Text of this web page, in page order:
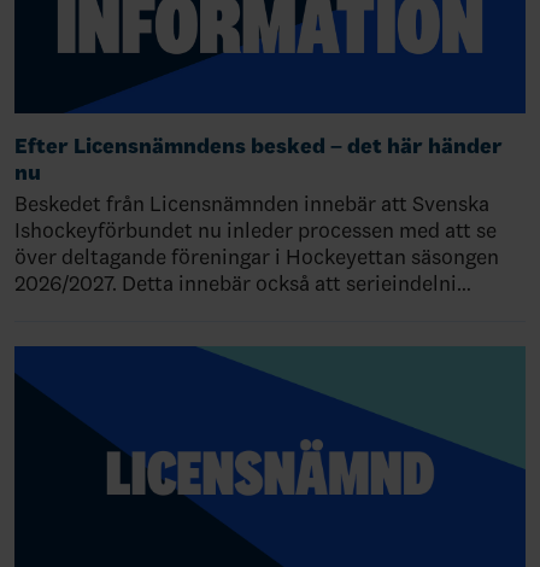
Efter Licensnämndens besked – det här händer
nu
Beskedet från Licensnämnden innebär att Svenska
Ishockeyförbundet nu inleder processen med att se
över deltagande föreningar i Hockeyettan säsongen
2026/2027. Detta innebär också att serieindelni…